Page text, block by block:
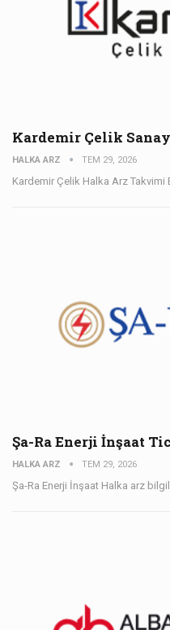
Kardemir Çelik
HALKA ARZ TEM 29, 2026
Kardemir Çelik Halka Arz Takvimi
Şa-Ra Enerji İnşaat
HALKA ARZ TEM 29, 2026
Şa-Ra Enerji İnşaat Halka arz